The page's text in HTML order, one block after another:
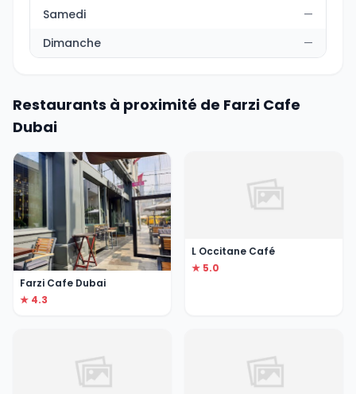
Samedi
—
Dimanche
—
Restaurants à proximité de Farzi Cafe
Dubai
Farzi Cafe Dubai
★ 4.3
L Occitane Café
★ 5.0